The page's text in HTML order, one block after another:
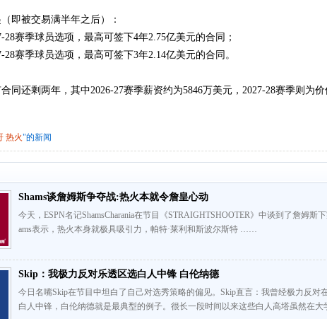
被交易满半年之后）：
赛季球员选项，最高可签下4年2.75亿美元的合同；
赛季球员选项，最高可签下3年2.14亿美元的合同。
还剩两年，其中2026-27赛季薪资约为5846万美元，2027-28赛季则为价
热火"的新闻
Shams谈詹姆斯争夺战:热火本就令詹皇心动
今天，ESPN名记ShamsCharania在节目《STRAIGHTSHOOTER》中谈到了詹姆斯
ams表示，热火本身就极具吸引力，帕特·莱利和斯波尔斯特 ……
Skip：我极力反对乐透区选白人中锋 白伦纳德
今日名嘴Skip在节目中坦白了自己对选秀策略的偏见。Skip直言：我曾经极力反对
白人中锋，白伦纳德就是最典型的例子。很长一段时间以来这些白人高塔虽然在